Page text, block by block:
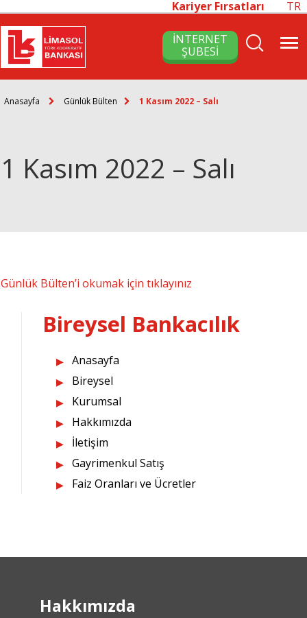
Kariyer Fırsatları TR
İNTERNET
ŞUBESİ
Anasayfa Günlük Bülten 1 Kasım 2022 – Salı
1 Kasım 2022 – Salı
Günlük Bülten’i okumak için tıklayınız
Bireysel Bankacılık
Anasayfa
Bireysel
Kurumsal
Hakkımızda
İletişim
Gayrimenkul Satış
Faiz Oranları ve Ücretler
Hakkımızda